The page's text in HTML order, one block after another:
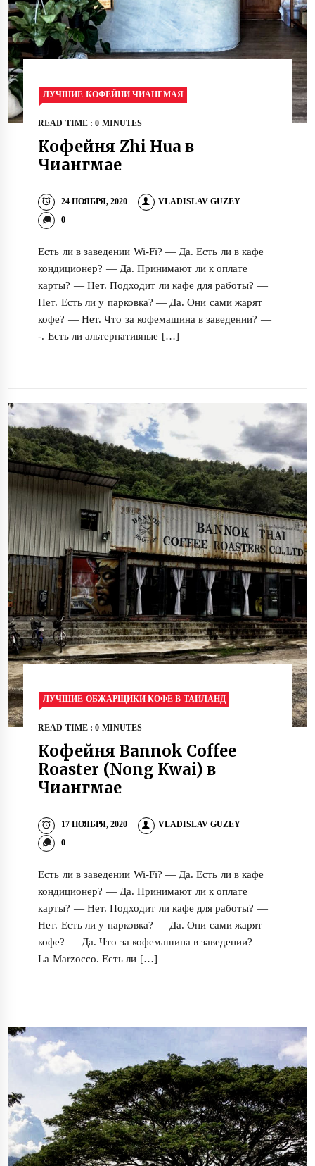
ЛУЧШИЕ КОФЕЙНИ ЧИАНГМАЯ
READ TIME : 0 MINUTES
Кофейня Zhi Hua в
Чиангмае
24 НОЯБРЯ, 2020
VLADISLAV GUZEY
0
Есть ли в заведении Wi-Fi? — Да. Есть ли в кафе
кондиционер? — Да. Принимают ли к оплате
карты? — Нет. Подходит ли кафе для работы? —
Нет. Есть ли у парковка? — Да. Они сами жарят
кофе? — Нет. Что за кофемашина в заведении? —
-. Есть ли альтернативные […]
ЛУЧШИЕ ОБЖАРЩИКИ КОФЕ В ТАИЛАНД
READ TIME : 0 MINUTES
Кофейня Bannok Coffee
Roaster (Nong Kwai) в
Чиангмае
17 НОЯБРЯ, 2020
VLADISLAV GUZEY
0
Есть ли в заведении Wi-Fi? — Да. Есть ли в кафе
кондиционер? — Да. Принимают ли к оплате
карты? — Нет. Подходит ли кафе для работы? —
Нет. Есть ли у парковка? — Да. Они сами жарят
кофе? — Да. Что за кофемашина в заведении? —
La Marzocco. Есть ли […]